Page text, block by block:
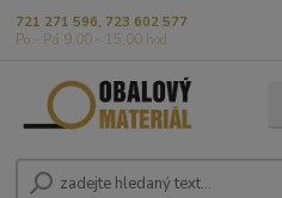
721 271 596, 723 602 577
Po - Pá 9,00 - 15,00 hod